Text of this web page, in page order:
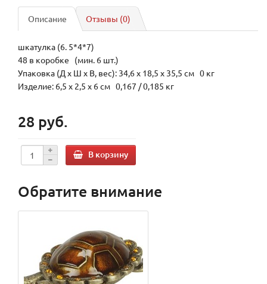
Описание Отзывы (0)
шкатулка (6. 5*4*7)
48 в коробке (мин. 6 шт.)
Упаковка (Д х Ш х В, вес): 34,6 x 18,5 x 35,5 см 0 кг
Изделие: 6,5 x 2,5 x 6 см 0,167 / 0,185 кг
28 руб.
В корзину
Обратите внимание